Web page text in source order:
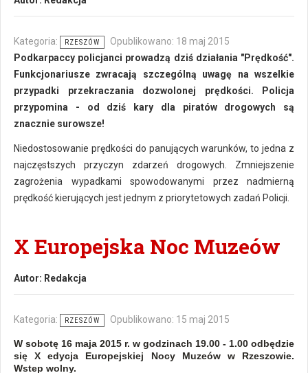
Kategoria: RZESZÓW
Opublikowano: 18 maj 2015
Podkarpaccy policjanci prowadzą dziś działania "Prędkość".
Funkcjonariusze zwracają szczególną uwagę na wszelkie
przypadki przekraczania dozwolonej prędkości. Policja
przypomina - od dziś kary dla piratów drogowych są
znacznie surowsze!
Niedostosowanie prędkości do panujących warunków, to jedna z
najczęstszych przyczyn zdarzeń drogowych. Zmniejszenie
zagrożenia wypadkami spowodowanymi przez nadmierną
prędkość kierujących jest jednym z priorytetowych zadań Policji.
X Europejska Noc Muzeów
Autor: Redakcja
Kategoria: RZESZÓW Opublikowano: 15 maj 2015
W sobotę 16 maja 2015 r. w godzinach 19.00 - 1.00 odbędzie
się X edycja Europejskiej Nocy Muzeów w Rzeszowie.
Wstep wolny.